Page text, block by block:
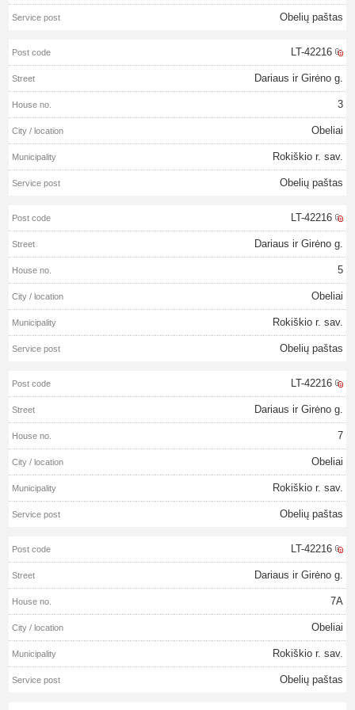
Obelių paštas
LT-42216
Dariaus ir Girėno g.
3
Obeliai
Rokiškio r. sav.
Obelių paštas
LT-42216
Dariaus ir Girėno g.
5
Obeliai
Rokiškio r. sav.
Obelių paštas
LT-42216
Dariaus ir Girėno g.
7
Obeliai
Rokiškio r. sav.
Obelių paštas
LT-42216
Dariaus ir Girėno g.
7A
Obeliai
Rokiškio r. sav.
Obelių paštas